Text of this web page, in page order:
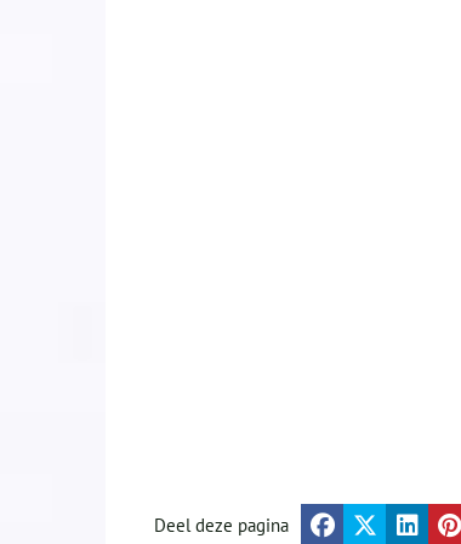
Deel deze pagina